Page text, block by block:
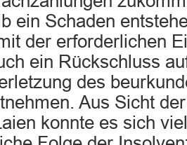
ein Schaden
der erforderlichen
ein Rückschluss
des
Aus Sicht
konnte es sich